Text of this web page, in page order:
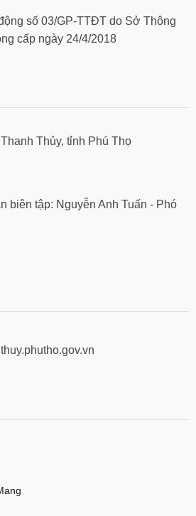
số 03/GP-TTĐT do Sở Thông
cấp ngày 24/4/2018
Thủy, tỉnh Phú Thọ
biên tập: Nguyễn Anh Tuấn - Phó